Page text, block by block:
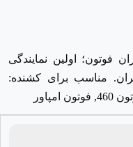
فوتون؛ اولین نمایندگی
مناسب برای کشنده: